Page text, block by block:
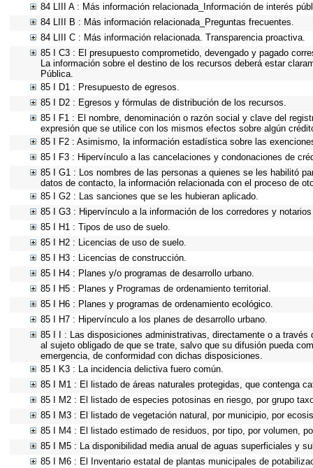
84 LIII A : Más información relacionada_Información de interés
84 LIII B : Más información relacionada_Preguntas frecuentes.
84 LIII C : Más información relacionada. Transparencia proactiva.
85 I C3 : El presupuesto comprometido, devengado y pagado
La información sobre el destino de los recursos deberá estar
Pública.
85 I D1 : Presupuesto de egresos.
85 I D2 : Egresos y fórmulas de distribución de los recursos.
85 I F1 : El nombre, denominación o razón social y clave del
expresión que se utilice con los mismos efectos sobre algún
85 I F2 : Asimismo, la información estadística sobre las
85 I F3 : Hipervínculo a las cancelaciones y condonaciones de
85 I G1 : Los nombres de las personas a quienes se les habilitó
datos de contacto, la información relacionada con el proceso de
85 I G2 : Las sanciones que se les hubieran aplicado.
85 I G3 : Hipervínculo a la información de los corredores y
85 I H1 : Tipos de uso de suelo.
85 I H2 : Licencias de uso de suelo.
85 I H3 : Licencias de construcción.
85 I H4 : Planes y/o programas de desarrollo urbano.
85 I H5 : Planes y Programas de ordenamiento territorial.
85 I H6 : Planes y programas de ordenamiento ecológico.
85 I H7 : Hipervínculo a los planes de desarrollo urbano.
85 I I : Las disposiciones administrativas, directamente o a
al sujeto obligado de que se trate, salvo que su difusión pueda
emergencia, de conformidad con dichas disposiciones.
85 I K3 : La incidencia delictiva fuero común.
85 I M1 : El listado de áreas naturales protegidas, que contenga
85 I M2 : El listado de especies potosinas en riesgo, por grupo
85 I M3 : El listado de vegetación natural, por municipio, por
85 I M4 : El listado estimado de residuos, por tipo, por volumen,
85 I M5 : La disponibilidad media anual de aguas superficiales y
85 I M6 : El Inventario estatal de plantas municipales de